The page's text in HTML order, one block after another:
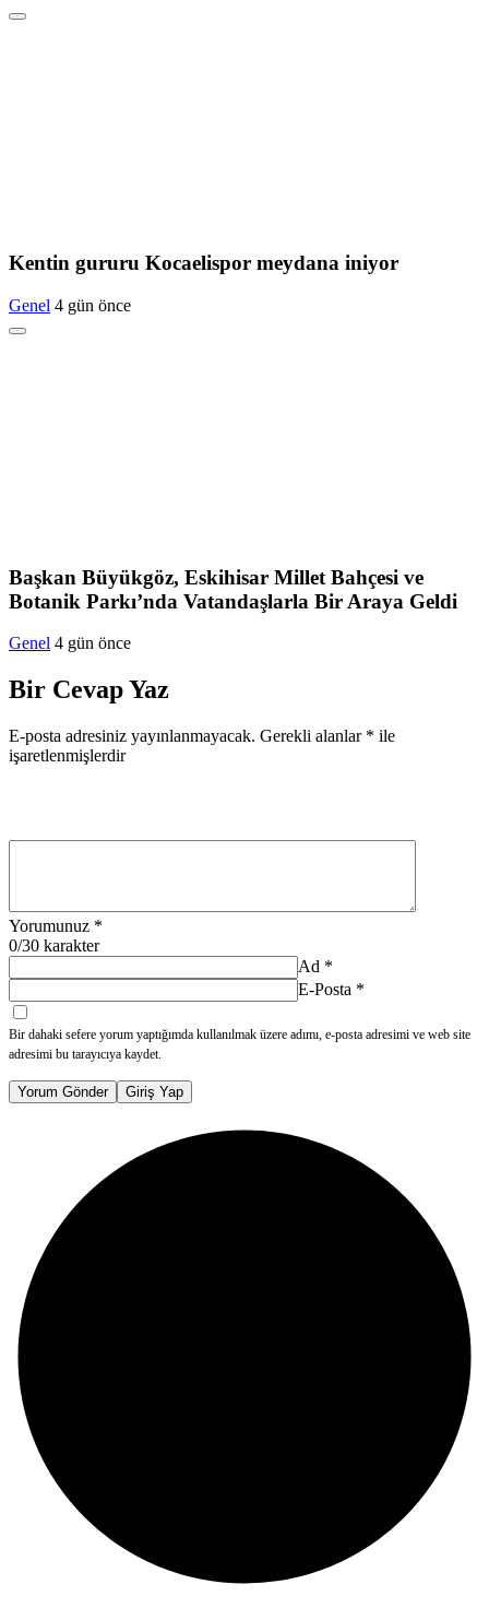
Kentin gururu Kocaelispor meydana iniyor
Genel 4 gün önce
Başkan Büyükgöz, Eskihisar Millet Bahçesi ve
Botanik Parkı’nda Vatandaşlarla Bir Araya Geldi
Genel 4 gün önce
Bir Cevap Yaz
E-posta adresiniz yayınlanmayacak. Gerekli alanlar * ile
işaretlenmişlerdir
Yorumunuz *
0/30 karakter
Ad *
E-Posta *
Bir dahaki sefere yorum yaptığımda kullanılmak üzere adımı, e-posta adresimi ve web site
adresimi bu tarayıcıya kaydet.
Yorum Gönder Giriş Yap